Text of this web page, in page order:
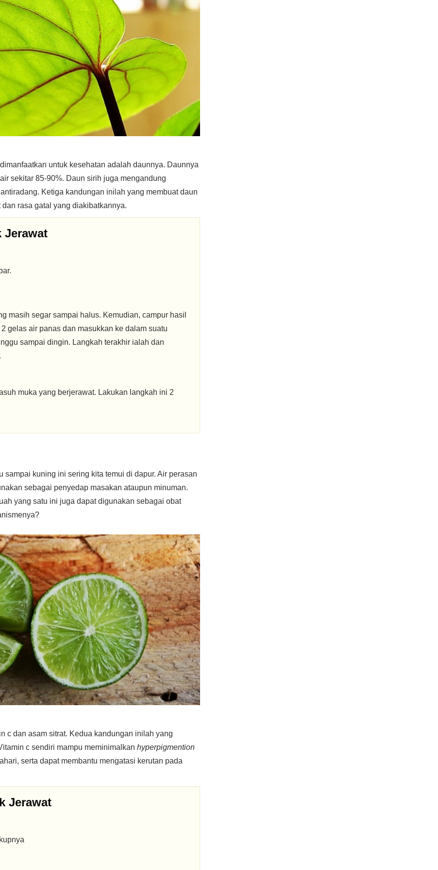
untuk kesehatan adalah daunnya. Daunnya
sekitar 85-90%. Daun sirih juga mengandung
Ketiga kandungan inilah yang membuat daun
rasa gatal yang diakibatkannya.
Jerawat
masih segar sampai halus. Kemudian, campur hasil
gelas air panas dan masukkan ke dalam suatu
sampai dingin. Langkah terakhir ialah dan
muka yang berjerawat. Lakukan langkah ini 2
sampai kuning ini sering kita temui di dapur. Air perasan
sebagai penyedap masakan ataupun minuman.
yang satu ini juga dapat digunakan sebagai obat
c dan asam sitrat. Kedua kandungan inilah yang
c sendiri mampu meminimalkan hyperpigmention
serta dapat membantu mengatasi kerutan pada
Jerawat